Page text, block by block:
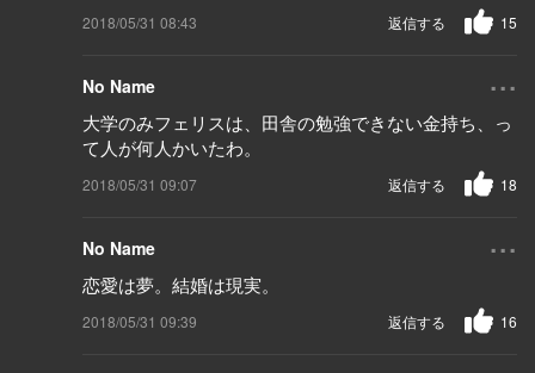
2018/05/31 08:43 15
返信する
No Name ...
大学のみフェリスは、田舎の勉強できない金持ち、っ
て人が何人かいたわ。
2018/05/31 09:07 18
返信する
No Name ...
恋愛は夢。結婚は現実。
2018/05/31 09:39 16
返信する